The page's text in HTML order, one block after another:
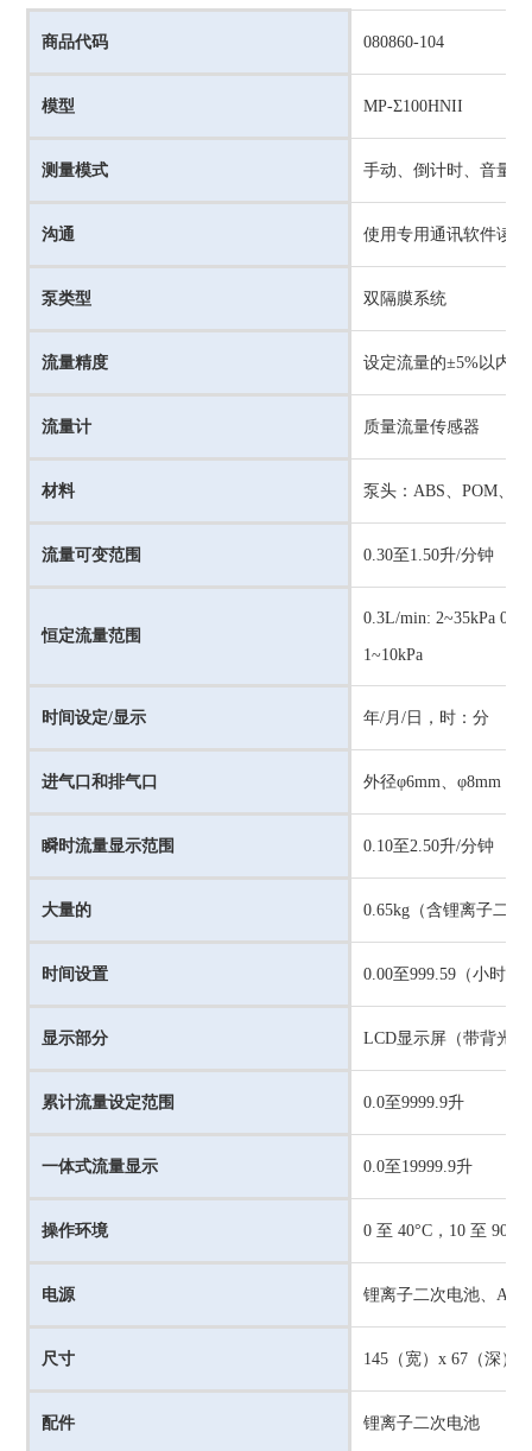
商品代码 080860-104
模型 MP-Σ100HNII
测量模式 手动、倒计时、音量
沟通 使用专用通讯软件读
泵类型 双隔膜系统
流量精度 设定流量的±5%以内
流量计 质量流量传感器
材料 泵头：ABS、POM、
流量可变范围 0.30至1.50升/分钟
恒定流量范围
0.3L/min: 2~35kPa
1~10kPa
时间设定/显示 年/月/日，时：分
进气口和排气口 外径φ6mm、φ8mm（
瞬时流量显示范围 0.10至2.50升/分钟
大量的 0.65kg（含锂离子二次
时间设置 0.00至999.59（小时.
显示部分 LCD显示屏（带背光）
累计流量设定范围 0.0至9999.9升
一体式流量显示 0.0至19999.9升
操作环境 0 至 40°C，10 至 90%
电源 锂离子二次电池、AA
尺寸 145（宽）x 67（深）x
配件 锂离子二次电池